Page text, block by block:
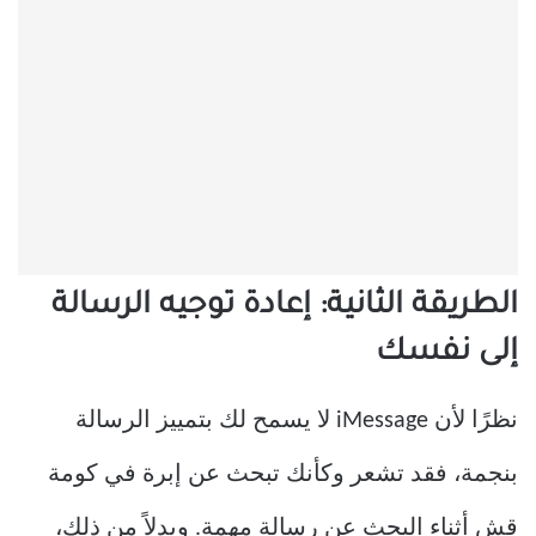
الطريقة الثانية: إعادة توجيه الرسالة
إلى نفسك
نظرًا لأن iMessage لا يسمح لك بتمييز الرسالة
بنجمة، فقد تشعر وكأنك تبحث عن إبرة في كومة
قش أثناء البحث عن رسالة مهمة. وبدلاً من ذلك،